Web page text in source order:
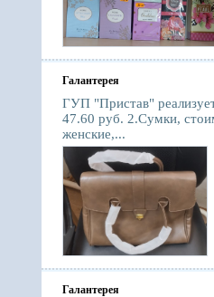
Галантерея
ГУП "Пристав"
47.60 руб. 2.Сумки,
женские,...
Галантерея